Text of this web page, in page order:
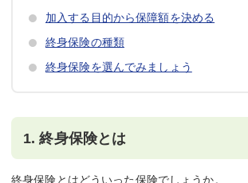
加入する目的から保障額を決める
終身保険の種類
終身保険を選んでみましょう
1. 終身保険とは
終身保険とはどういった保険でしょうか。